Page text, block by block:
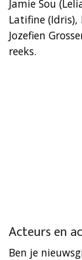
Jamie Sou
Latifine
Jozefien
reeks.
Acteurs en
Ben je